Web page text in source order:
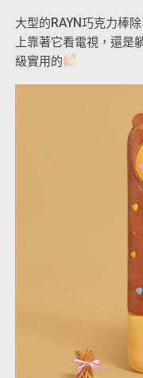
大型的RAYN巧克力棒
上靠著它看電視，還是
級實用的